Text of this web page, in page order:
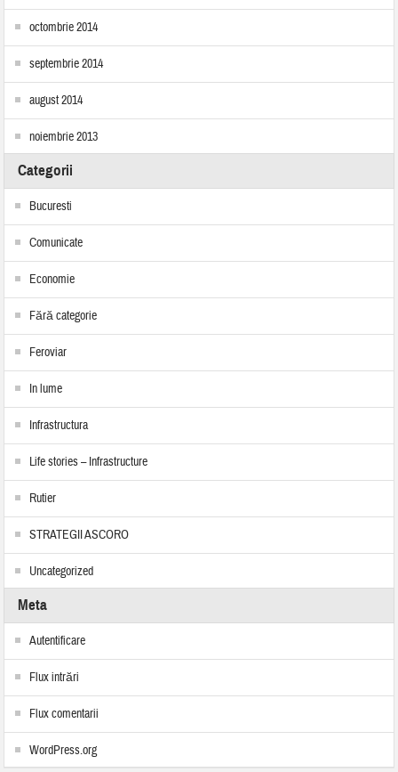
octombrie 2014
septembrie 2014
august 2014
noiembrie 2013
Categorii
Bucuresti
Comunicate
Economie
Fără categorie
Feroviar
In lume
Infrastructura
Life stories – Infrastructure
Rutier
STRATEGII ASCORO
Uncategorized
Meta
Autentificare
Flux intrări
Flux comentarii
WordPress.org